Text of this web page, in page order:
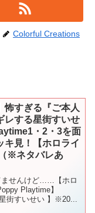
Colorful Creations
怖すぎる『ご本人
レする星街すいせ
・2・3を面
キ見！【ホロライ
※ネタバレあ
ませんけど……【ホロ
Playtime】
街すいせい 】※20...